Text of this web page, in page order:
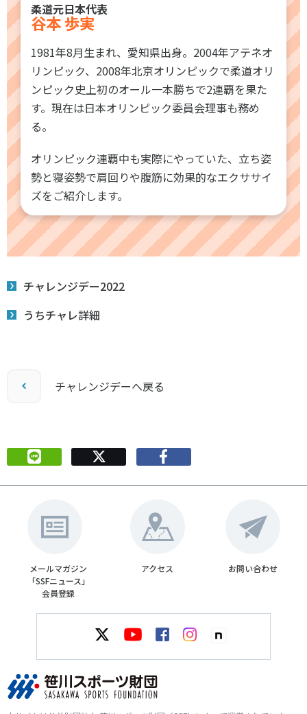
柔道元日本代表
谷本 歩実
1981年8月生まれ、愛知県出身。2004年アテネオ
リンピック、2008年北京オリンピックで柔道オリ
ンピック史上初のオール一本勝ちで2連覇を果た
す。現在は日本オリンピック委員会理事も務め
る。
オリンピック連覇中も実際にやっていた、立ち姿
勢と寝姿勢で肩回りや腹筋に効果的なエクササイ
ズをご紹介します。
チャレンジデー2022
うちチャレ詳細
チャレンジデーへ戻る
メールマガジン
「SSFニュース」
会員登録
アクセス お問い合わせ